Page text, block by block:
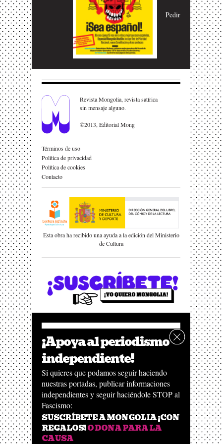
Pedir
Revista Mongolia, revista satírica
sin mensaje alguno.
©2013, Editorial Mong
Términos de uso
Política de privacidad
Política de cookies
Contacto
Esta obra ha recibido una ayuda a la edición del Ministerio
de Cultura
¡Apoya al periodismo
independiente!
Si quieres que podamos seguir haciendo
nuestras portadas, publicar informaciones
independientes y seguir haciéndole STOP al
Fascismo:
SUSCRÍBETE A MONGOLIA ¡CON
REGALOS!O DONA PARA LA
CAUSA